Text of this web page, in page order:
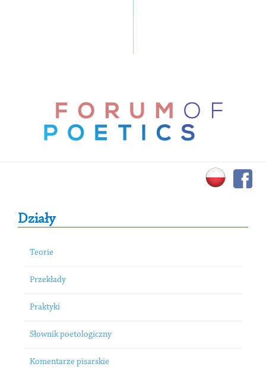
Primary Sidebar
Działy
Teorie
Przekłady
Praktyki
Słownik poetologiczny
Komentarze pisarskie